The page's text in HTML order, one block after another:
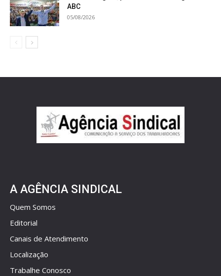
ABC
05/08/2026
A AGÊNCIA SINDICAL
Quem Somos
Editorial
Canais de Atendimento
Localização
Trabalhe Conosco